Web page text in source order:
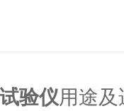
验仪用途